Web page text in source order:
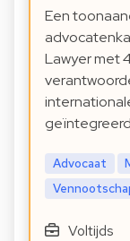
Een
Lawyer met
Advocaat
Voltijds